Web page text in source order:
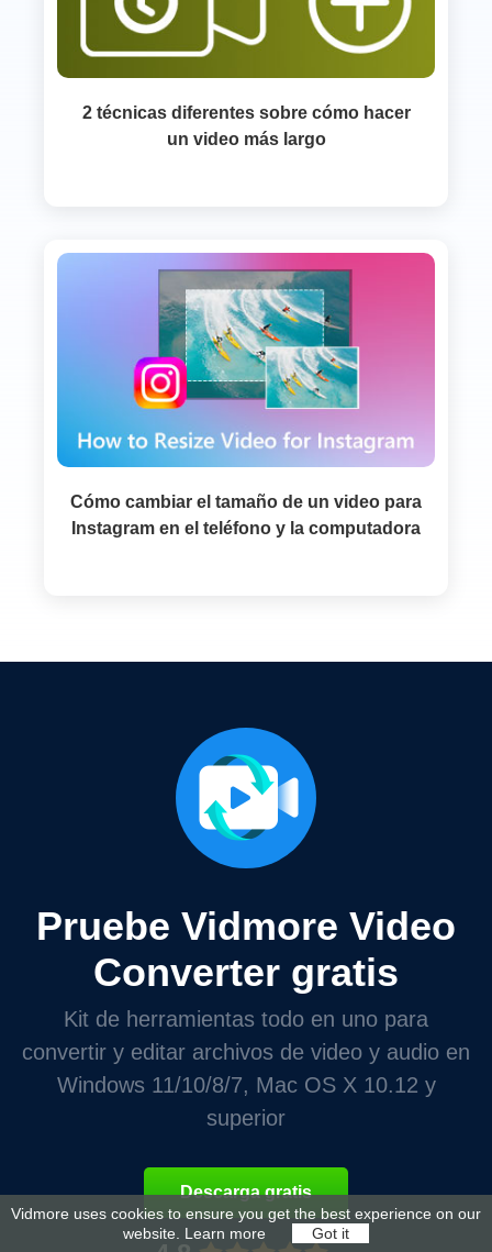
2 técnicas diferentes sobre cómo hacer
un video más largo
Cómo cambiar el tamaño de un video para
Instagram en el teléfono y la computadora
Pruebe Vidmore Video
Converter gratis
Kit de herramientas todo en uno para
convertir y editar archivos de video y audio en
Windows 11/10/8/7, Mac OS X 10.12 y
superior
Descarga gratis
Vidmore uses cookies to ensure you get the best experience on our
website. Learn more Got it